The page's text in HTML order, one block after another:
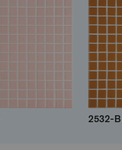
2532-